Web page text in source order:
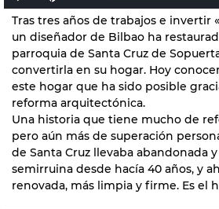
Tras tres años de trabajos e invertir
un diseñador de Bilbao ha
parroquia de Santa Cruz de
convertirla en su hogar. Hoy
este hogar que ha sido posible
reforma arquitectónica.
Una historia que tiene mucho de
pero aún más de superación
de Santa Cruz llevaba abandonada
semirruina desde hacía 40 años, y
renovada, más limpia y firme. Es el